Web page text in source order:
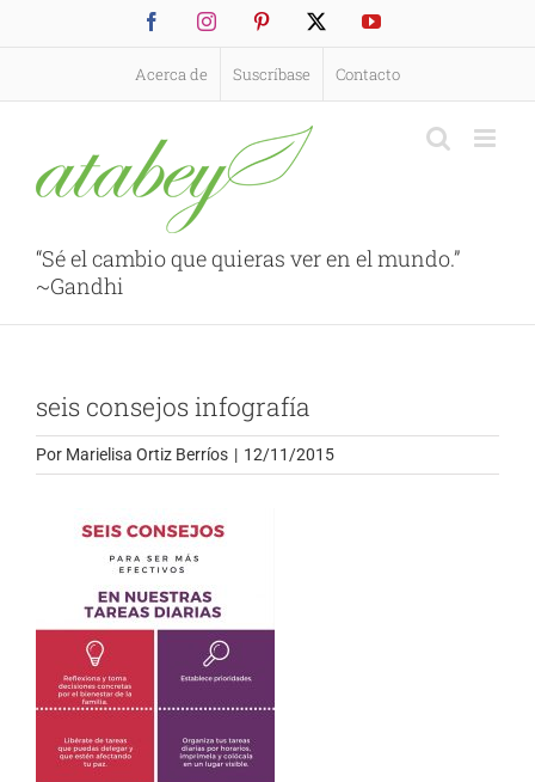
FacebookInstagramPinterest YouTube
Acerca de Suscríbase Contacto
“Sé el cambio que quieras ver en el mundo.”
~Gandhi
seis consejos infografía
Por Marielisa Ortiz Berríos | 12/11/2015